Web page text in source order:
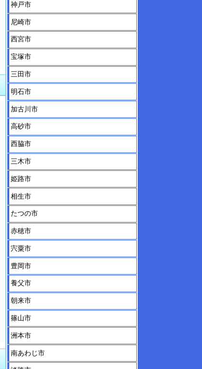
神戸市
尼崎市
西宮市
宝塚市
三田市
明石市
加古川市
高砂市
西脇市
三木市
姫路市
相生市
たつの市
赤穂市
宍粟市
豊岡市
養父市
朝来市
篠山市
洲本市
南あわじ市